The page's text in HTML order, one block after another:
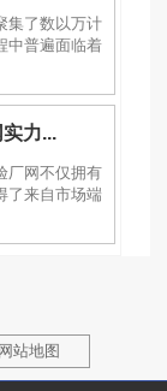
集了数以万计
中普遍面临着
力...
厂网不仅拥有
了来自市场端
网站地图